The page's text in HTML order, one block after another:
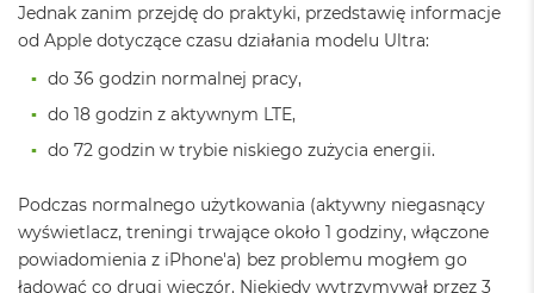
o
k
r
Z
ł
y
W
e
Jednak zanim przejdę do praktyki, przedstawię informacje
od Apple dotyczące czasu działania modelu Ultra:
do 36 godzin normalnej pracy,
do 18 godzin z aktywnym LTE,
do 72 godzin w trybie niskiego zużycia energii.
Podczas normalnego użytkowania (aktywny niegasnący
wyświetlacz, treningi trwające około 1 godziny, włączone
powiadomienia z iPhone'a) bez problemu mogłem go
ładować co drugi wieczór. Niekiedy wytrzymywał przez 3